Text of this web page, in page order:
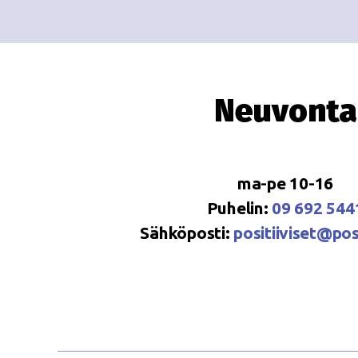
Neuvonta
ma-pe 10-16
Puhelin: 09 692
Sähköposti: